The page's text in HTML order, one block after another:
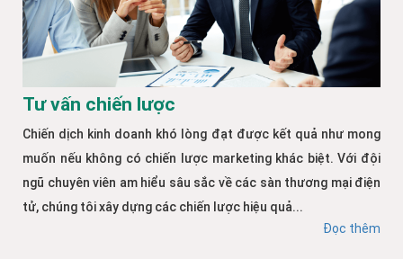
Tư vấn chiến lược
Chiến dịch kinh doanh khó lòng đạt được kết quả như mong
muốn nếu không có chiến lược marketing khác biệt. Với đội
ngũ chuyên viên am hiểu sâu sắc về các sàn thương mại điện
tử, chúng tôi xây dựng các chiến lược hiệu quả...
Đọc thêm